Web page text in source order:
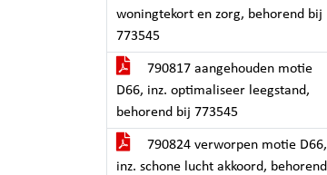
woningtekort en zorg, behorend bij
773545
790817 aangehouden motie
D66, inz. optimaliseer leegstand,
behorend bij 773545
790824 verworpen motie D66,
inz. schone lucht akkoord, behorend